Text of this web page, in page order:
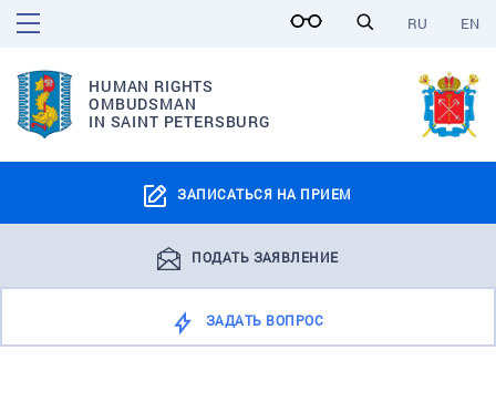
EN
RU
HUMAN RIGHTS
OMBUDSMAN
IN SAINT PETERSBURG
ЗАПИСАТЬСЯ НА ПРИЕМ
ПОДАТЬ ЗАЯВЛЕНИЕ
ЗАДАТЬ ВОПРОС